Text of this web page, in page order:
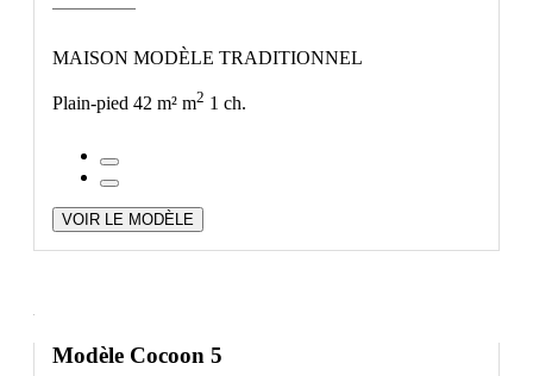
MAISON MODÈLE TRADITIONNEL
Plain-pied 42 m² m2 1 ch.
VOIR LE MODÈLE
Modèle Cocoon 5